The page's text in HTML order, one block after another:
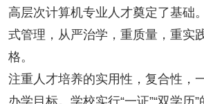
高层次计算机专业人才奠定了基础
式管理，从严治学，重质量，重实
格。
注重人才培养的实用性，复合性，